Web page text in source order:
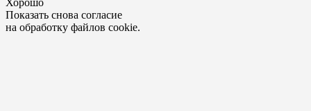
Хорошо
Показать снова согласие
на обработку файлов cookie.